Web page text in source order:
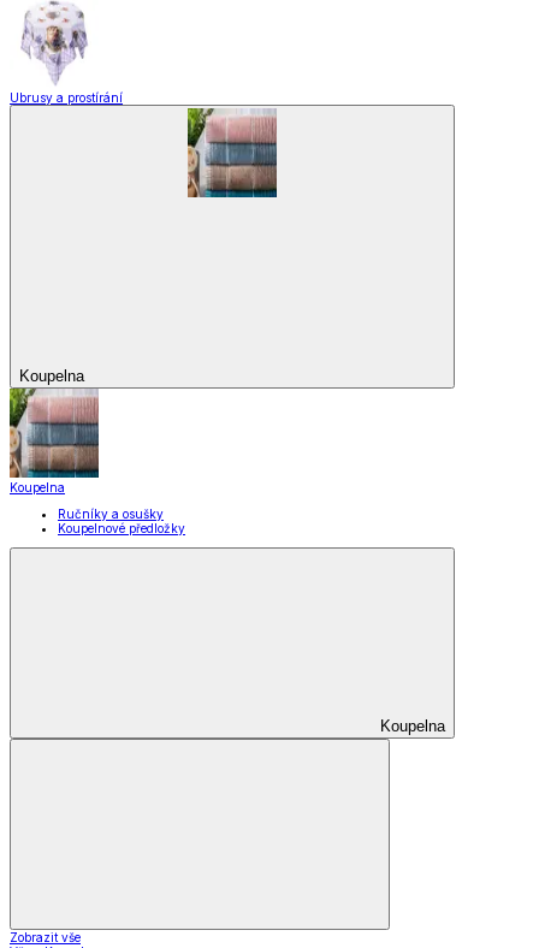
Ubrusy a prostírání
Koupelna
Koupelna
Ručníky a osušky
Koupelnové předložky
Koupelna
Zobrazit vše